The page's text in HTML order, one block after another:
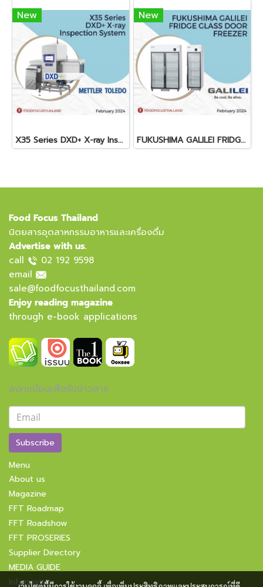
New
X35 Series DXD+ X-ray Inspection System
New
FUKUSHIMA GALILEI FRIDGE GLASS DOOR FREEZER
Food Focus Thailand
นิตยสารอุตสาหกรรมอาหารและเครื่องดื่ม
Advertise with us.
call
02 192 9598
email
sale@foodfocusthailand.com
Enjoy reading magazine
through e-book applications
ลงทะเบียนเพื่อรับข่าวสาร
Subscribe
Menu
About us
Magazine
FFT Roadmap
FFT Roadshow
FFT PROSERIES
Supplier Directory
MEDIA GUIDE
Information